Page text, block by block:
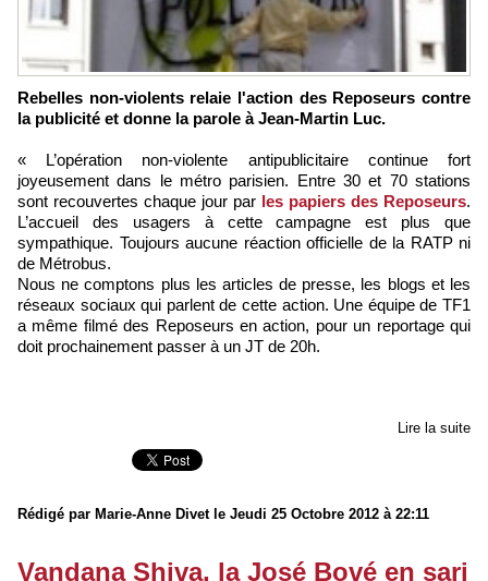
Rebelles non-violents relaie l'action des Reposeurs contre
la publicité et donne la parole à Jean-Martin Luc.
« L’opération non-violente antipublicitaire continue fort
joyeusement dans le métro parisien. Entre 30 et 70 stations
sont recouvertes chaque jour par les papiers des Reposeurs.
L’accueil des usagers à cette campagne est plus que
sympathique. Toujours aucune réaction officielle de la RATP ni
de Métrobus.
Nous ne comptons plus les articles de presse, les blogs et les
réseaux sociaux qui parlent de cette action. Une équipe de TF1
a même filmé des Reposeurs en action, pour un reportage qui
doit prochainement passer à un JT de 20h.
Lire la suite
Rédigé par Marie-Anne Divet le Jeudi 25 Octobre 2012 à 22:11
Vandana Shiva, la José Bové en sari